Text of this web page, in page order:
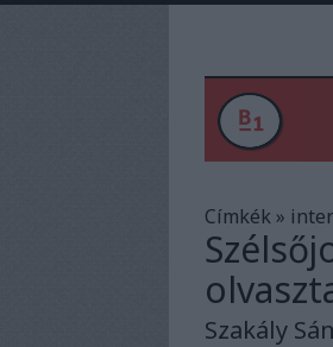
Címkék»
Szakály